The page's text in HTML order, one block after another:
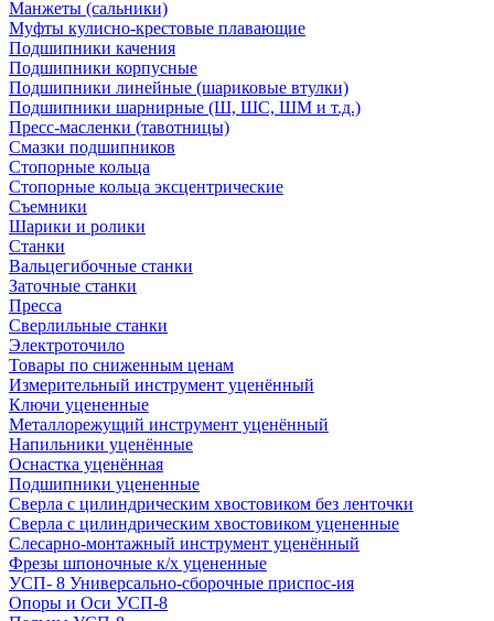
Манжеты (сальники)
Муфты кулисно-крестовые плавающие
Подшипники качения
Подшипники корпусные
Подшипники линейные (шариковые втулки)
Подшипники шарнирные (Ш, ШС, ШМ и т.д.)
Пресс-масленки (тавотницы)
Смазки подшипников
Стопорные кольца
Стопорные кольца эксцентрические
Съемники
Шарики и ролики
Станки
Вальцегибочные станки
Заточные станки
Пресса
Сверлильные станки
Электроточило
Товары по сниженным ценам
Измерительный инструмент уценённый
Ключи уцененные
Металлорежущий инструмент уценённый
Напильники уценённые
Оснастка уценённая
Подшипники уцененные
Сверла с цилиндрическим хвостовиком без ленточки
Сверла с цилиндрическим хвостовиком уцененные
Слесарно-монтажный инструмент уценённый
Фрезы шпоночные к/х уцененные
УСП- 8 Универсально-сборочные приспос-ия
Опоры и Оси УСП-8